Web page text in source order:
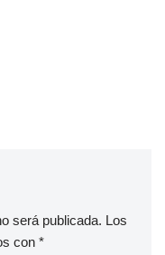
será publicada. Los
con *